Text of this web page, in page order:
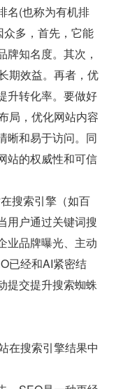
名(也称为有机排
多，首先，它能
知名度。其次，
期效益。再者，优
升转化率。要做好
局，优化网站内容
晰和易于访问。同
站的权威性和可信
搜索引擎（如百
用户通过关键词搜
业品牌曝光、主动
已经和AI紧密结
提交提升搜索蜘蛛
在搜索引擎结果中